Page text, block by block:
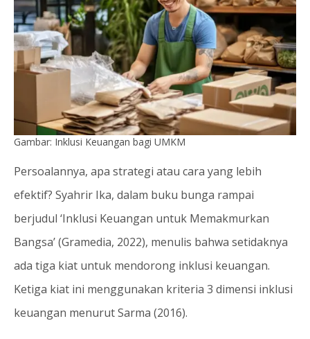
Gambar: Inklusi Keuangan bagi UMKM
Persoalannya, apa strategi atau cara yang lebih
efektif? Syahrir Ika, dalam buku bunga rampai
berjudul ‘Inklusi Keuangan untuk Memakmurkan
Bangsa’ (Gramedia, 2022), menulis bahwa setidaknya
ada tiga kiat untuk mendorong inklusi keuangan.
Ketiga kiat ini menggunakan kriteria 3 dimensi inklusi
keuangan menurut Sarma (2016).